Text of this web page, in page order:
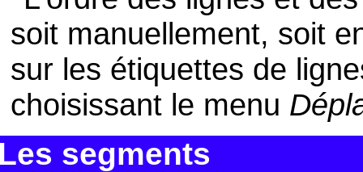
soit manuellement, soit
sur les étiquettes de
choisissant le menu
segments